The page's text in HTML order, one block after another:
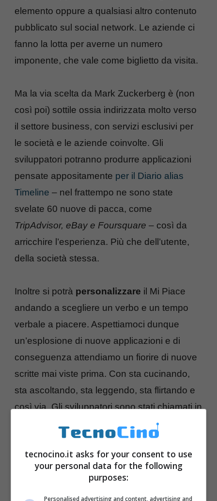
elemento oppure a qualsiasi altro contenuto
pubblicato sul social network. Le aziende ci
fanno la lotta per averne un numero
imponente, che vale come biglietto da visita.
Ma la via scelta da Mark Zuckerberg è (non
così poi) sottile ossia indirizzata molto verso
il settore business, con servizi esclusivi per
le società e le aziende coinvolte. Gli
sviluppatori potranno produrre applicazioni
pensate appositamente per il Diario alias
Timeline – nel frattempo ne sono state
svelate 60 nuove di pacca, come
TripAdvisor, eBay e Foursquare – così da
arricchire l’esperienza. Più che dell’utente,
della società stessa.
Inoltre si potrà personalizzare il Mi Piace
andando a scegliere un verbo e un tempo
verbale a piacere. Aspettiamoci dunque
un’esplosione di nuove applicazioni e di
conseguenza attendiamo un fiorire di nuove
scritte mai viste prima. Con sta cucinando,
sta ascoltando, sta leggendo, sta flirtando e
così via. Gli sviluppatori sono stati chiamati in
così da
catturare ancora più oresulsocial network
Intanto cambia anche in modo quasi
tecnocino.it asks for your consent to use
your personal data for the following
purposes:
Personalised advertising and content, advertising and